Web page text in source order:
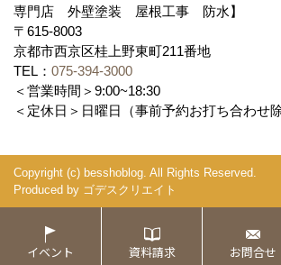
専門店 外壁塗装 屋根工事 防水】
〒615-8003
京都市西京区桂上野東町211番地
TEL： 075-394-3000
＜営業時間＞9:00~18:30
＜定休日＞日曜日（事前予約お打ち合わせ除
Copyright (c) besshoblog. All Rights Reserved.
Produced by ゴデスクリエイト
イベント 資料請求 お問合せ